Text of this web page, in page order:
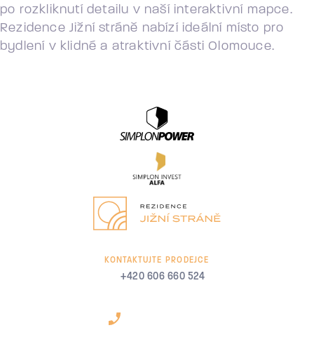
po rozkliknutí detailu v naší interaktivní mapce.
Rezidence Jižní stráně nabízí ideální místo pro
bydlení v klidné a atraktivní části Olomouce.
KONTAKTUJTE PRODEJCE
+420 606 660 524